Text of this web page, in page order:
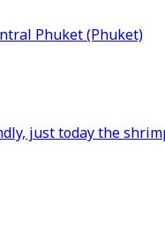
Phuket (Phuket)
just today the